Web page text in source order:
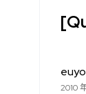
2010